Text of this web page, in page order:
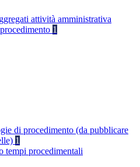
attività amministrativa
1
di procedimento (da pubblicare
1
tempi procedimentali